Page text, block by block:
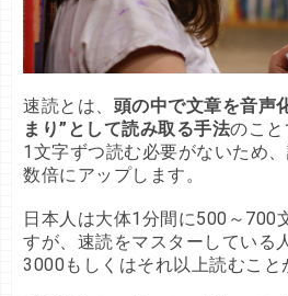
速読とは、 頭の中で文章を音声
まり”として読み取る手法のこと
1文字ずつ読む必要がないため
数倍にアップします。
日本人は大体1分間に500～700
すが、速読をマスターしている
3000もしくはそれ以上読むこと